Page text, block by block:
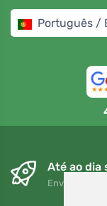
Português /
Até ao dia
Envio